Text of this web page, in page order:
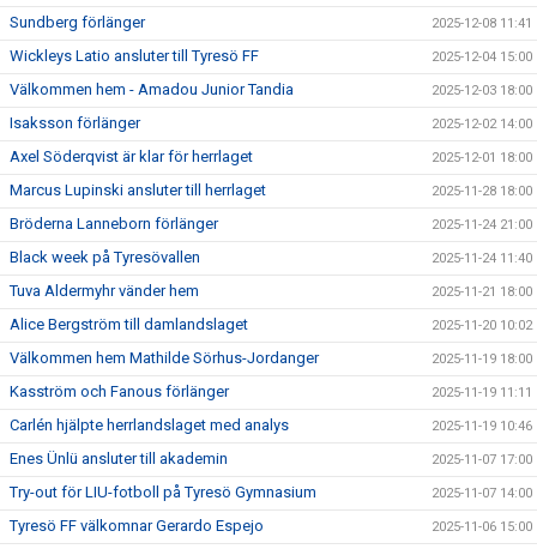
Sundberg förlänger 2025-12-08 11:41
Wickleys Latio ansluter till Tyresö FF 2025-12-04 15:00
Välkommen hem - Amadou Junior Tandia 2025-12-03 18:00
Isaksson förlänger 2025-12-02 14:00
Axel Söderqvist är klar för herrlaget 2025-12-01 18:00
Marcus Lupinski ansluter till herrlaget 2025-11-28 18:00
Bröderna Lanneborn förlänger 2025-11-24 21:00
Black week på Tyresövallen 2025-11-24 11:40
Tuva Aldermyhr vänder hem 2025-11-21 18:00
Alice Bergström till damlandslaget 2025-11-20 10:02
Välkommen hem Mathilde Sörhus-Jordanger 2025-11-19 18:00
Kasström och Fanous förlänger 2025-11-19 11:11
Carlén hjälpte herrlandslaget med analys 2025-11-19 10:46
Enes Ünlü ansluter till akademin 2025-11-07 17:00
Try-out för LIU-fotboll på Tyresö Gymnasium 2025-11-07 14:00
Tyresö FF välkomnar Gerardo Espejo 2025-11-06 15:00